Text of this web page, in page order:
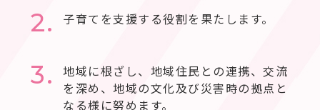
2. 子育てを支援する役割を果たします。
3.
地域に根ざし、地域住民との連携、交流
を深め、地域の文化及び災害時の拠点と
なる様に努めます。